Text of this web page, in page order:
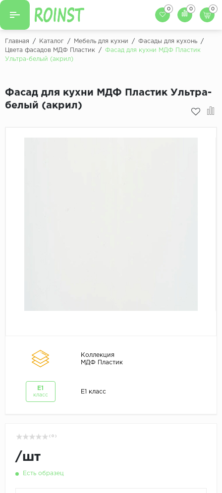
Назад
Кухни на заказ
Назад
Столешницы для
Декоры столешниц
0 0 0
Главная / Каталог / Мебель для кухни / Фасады для кухонь
/
Цвета фасадов МДФ Пластик
/
Фасад для кухни МДФ Пластик
Ультра-белый (акрил)
Фасад для кухни МДФ Пластик Ультра-
белый (акрил)
Коллекция
МДФ Пластик
E1
класс
E1 класс
( 0 )
/шт
Есть образец